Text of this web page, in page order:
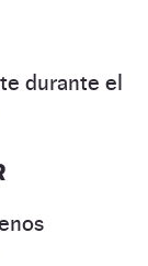
durante el